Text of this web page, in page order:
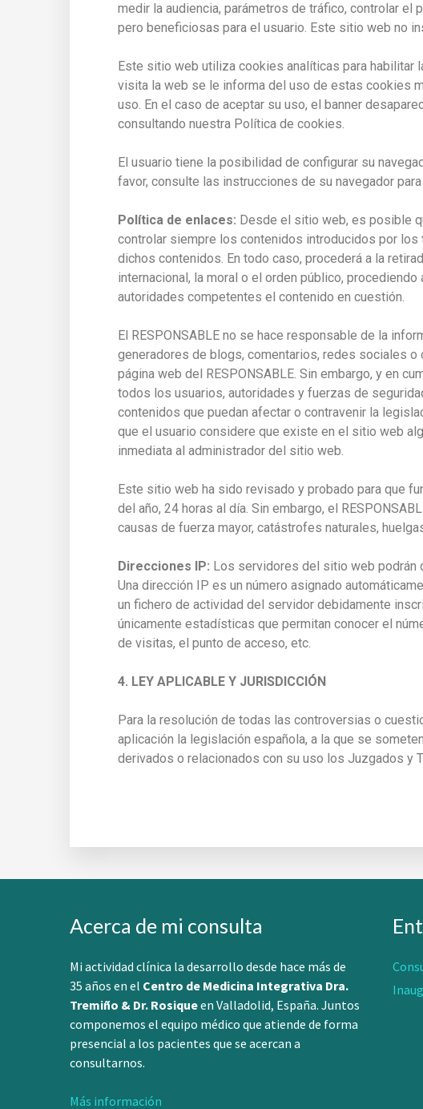
medir la audiencia, parámetros de tráfico, controlar
pero beneficiosas para el usuario. Este sitio web no
Este sitio web utiliza cookies analíticas para habilitar
visita la web se le informa del uso de estas cookies
uso. En el caso de aceptar su uso, el banner
consultando nuestra Política de cookies.
El usuario tiene la posibilidad de configurar su
favor, consulte las instrucciones de su navegador
Política de enlaces: Desde el sitio web, es posible
controlar siempre los contenidos introducidos por
dichos contenidos. En todo caso, procederá a la
internacional, la moral o el orden público,
autoridades competentes el contenido en cuestión.
El RESPONSABLE no se hace responsable de la
generadores de blogs, comentarios, redes sociales
página web del RESPONSABLE. Sin embargo, y en
todos los usuarios, autoridades y fuerzas de
contenidos que puedan afectar o contravenir la
que el usuario considere que existe en el sitio web
inmediata al administrador del sitio web.
Este sitio web ha sido revisado y probado para que
del año, 24 horas al día. Sin embargo, el
causas de fuerza mayor, catástrofes naturales,
Direcciones IP: Los servidores del sitio web podrán
Una dirección IP es un número asignado
un fichero de actividad del servidor debidamente
únicamente estadísticas que permitan conocer el
de visitas, el punto de acceso, etc.
4. LEY APLICABLE Y JURISDICCIÓN
Para la resolución de todas las controversias o
aplicación la legislación española, a la que se
derivados o relacionados con su uso los Juzgados y
Acerca de mi consulta
Mi actividad clínica la desarrollo desde hace más de
35 años en el Centro de Medicina Integrativa Dra.
Tremiño & Dr. Rosiqueen Valladolid, España. Juntos
componemos el equipo médico que atiende de forma
presencial a los pacientes que se acercan a
consultarnos.
Más información